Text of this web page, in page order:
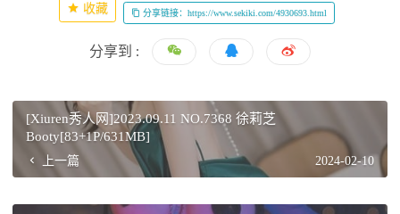
收藏 分享链接：https://www.sekiki.com/4930693.html
分享到 :
[Xiuren秀人网]2023.09.11 NO.7368 徐莉芝
Booty[83+1P/631MB]
上一篇 2024-02-10